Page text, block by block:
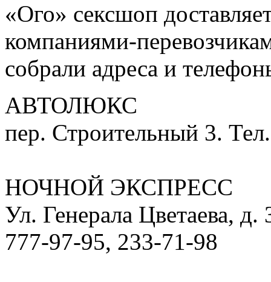
«Ого» сексшоп
компаниями-
собрали адреса и
АВТОЛЮКС
пер. Строительный 3.
НОЧНОЙ ЭКСПРЕСС
Ул. Генерала Цветаева,
777-97-95, 233-71-98